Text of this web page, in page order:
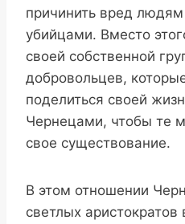
причинить вред
убийцами. Вместо
своей собственной
добровольцев,
поделиться своей
Чернецами, чтобы те
свое существование.
В этом отношении
светлых